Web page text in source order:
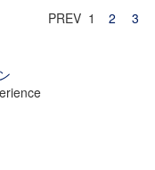
PREV 1 2 3